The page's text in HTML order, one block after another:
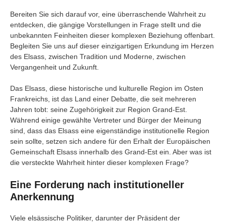
Bereiten Sie sich darauf vor, eine überraschende Wahrheit zu
entdecken, die gängige Vorstellungen in Frage stellt und die
unbekannten Feinheiten dieser komplexen Beziehung offenbart.
Begleiten Sie uns auf dieser einzigartigen Erkundung im Herzen
des Elsass, zwischen Tradition und Moderne, zwischen
Vergangenheit und Zukunft.
Das Elsass, diese historische und kulturelle Region im Osten
Frankreichs, ist das Land einer Debatte, die seit mehreren
Jahren tobt: seine Zugehörigkeit zur Region Grand-Est.
Während einige gewählte Vertreter und Bürger der Meinung
sind, dass das Elsass eine eigenständige institutionelle Region
sein sollte, setzen sich andere für den Erhalt der Europäischen
Gemeinschaft Elsass innerhalb des Grand-Est ein. Aber was ist
die versteckte Wahrheit hinter dieser komplexen Frage?
Eine Forderung nach institutioneller
Anerkennung
Viele elsässische Politiker, darunter der Präsident der